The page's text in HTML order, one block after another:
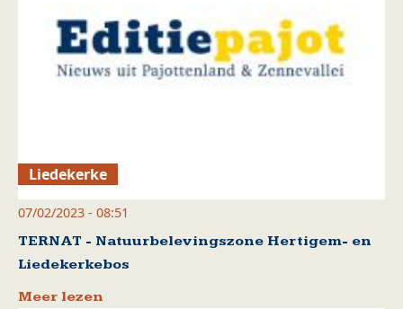
Liedekerke
07/02/2023 - 08:51
TERNAT - Natuurbelevingszone Hertigem- en
Liedekerkebos
Meer lezen